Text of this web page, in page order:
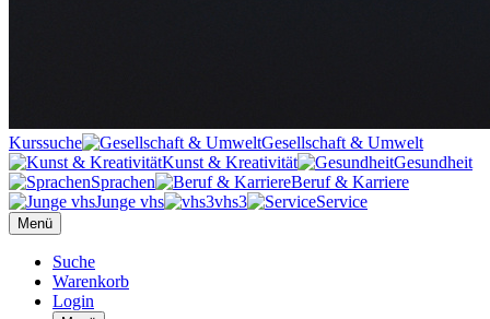
Kurssuche
Gesellschaft & Umwelt
Kunst & Kreativität
Gesundheit
Sprachen
Beruf & Karriere
Junge vhs
vhs3 Service
Menü
Suche
Warenkorb
Login